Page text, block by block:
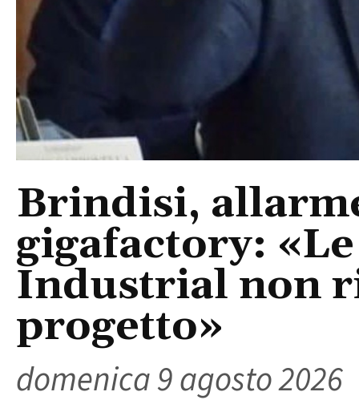
Brindisi,
gigafactory:
Industrial non
progetto»
domenica 9 agosto 2026